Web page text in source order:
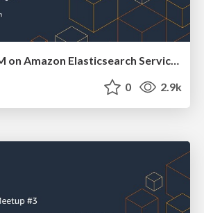
Startup.fm: SIEM on Amazon Elasticsearch Serviceでログ調査＆分析を楽にしよう / Startup.fm: Easier log analysis with SIEM on Amazon Elasticsearch Service
0 2.9k